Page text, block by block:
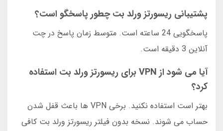
پشتیبانی ریسورتز ورلد بت چطور پاسخگو است؟
پاسخگویی 24 ساعته است. متوسط زمان پاسخ در چت
آنلاین 3 دقیقه است.
آیا می شود از VPN برای ریسورتز ورلد بت استفاده
کرد؟
بهتر است استفاده نکنید. برخی VPN ها باعث قفل شدن
حساب می شوند. نسخه بدون فیلتر ریسورتز ورلد بت کافی